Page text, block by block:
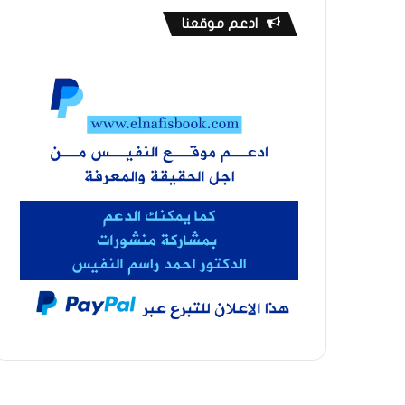
ادعم موقعنا